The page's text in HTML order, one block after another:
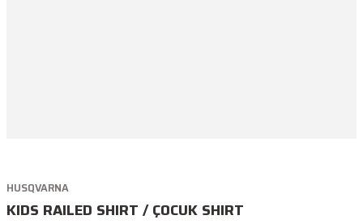
HUSQVARNA
KIDS RAILED SHIRT / ÇOCUK SHIRT